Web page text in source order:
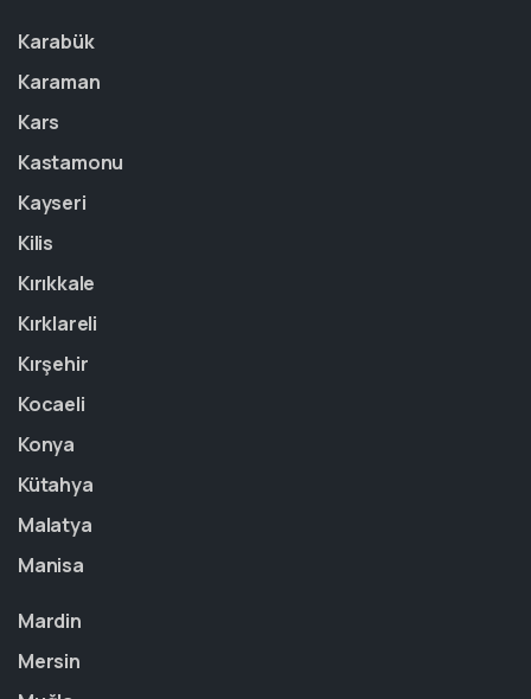
Karabük
Karaman
Kars
Kastamonu
Kayseri
Kilis
Kırıkkale
Kırklareli
Kırşehir
Kocaeli
Konya
Kütahya
Malatya
Manisa
Mardin
Mersin